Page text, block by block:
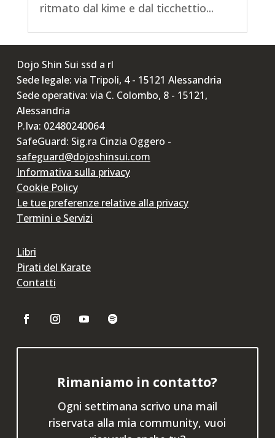
ritmato dal kime e dal ticchettio...
Dojo Shin Sui ssd a rl
Sede legale: via Tripoli, 4 - 15121 Alessandria
Sede operativa: via C. Colombo, 8 - 15121,
Alessandria
P.Iva: 02480240064
SafeGuard: Sig.ra Cinzia Oggero -
safeguard@dojoshinsui.com
Informativa sulla privacy
Cookie Policy
Le tue preferenze relative alla privacy
Termini e Servizi
Libri
Pirati del Karate
Contatti
Rimaniamo in contatto?
Ogni settimana scrivo una mail
riservata alla mia community, vuoi